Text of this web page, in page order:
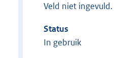
Veld niet ingevuld.
Status
In gebruik